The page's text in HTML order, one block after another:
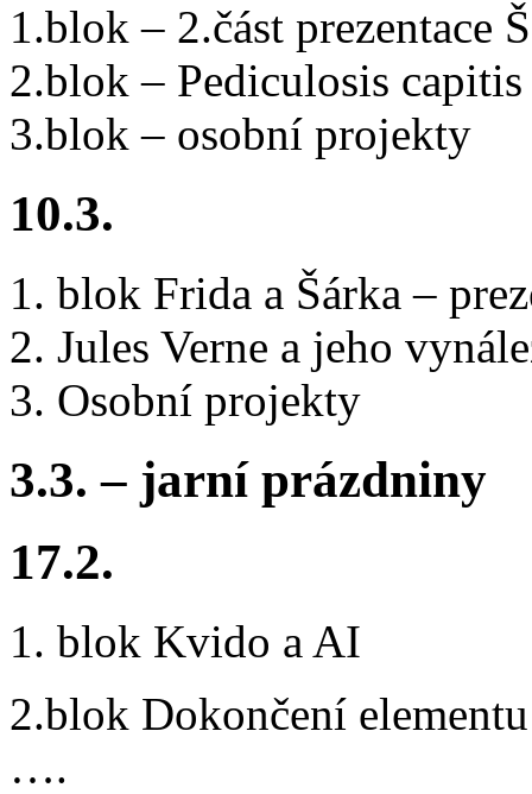
1.blok – 2.část prezentace
2.blok – Pediculosis capitis
3.blok – osobní projekty
10.3.
1. blok Frida a Šárka –
2. Jules Verne a jeho
3. Osobní projekty
3.3. – jarní prázdniny
17.2.
1. blok Kvido a AI
2.blok Dokončení
….